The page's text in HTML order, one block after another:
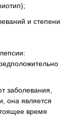
и степени
заболевания,
она является
время